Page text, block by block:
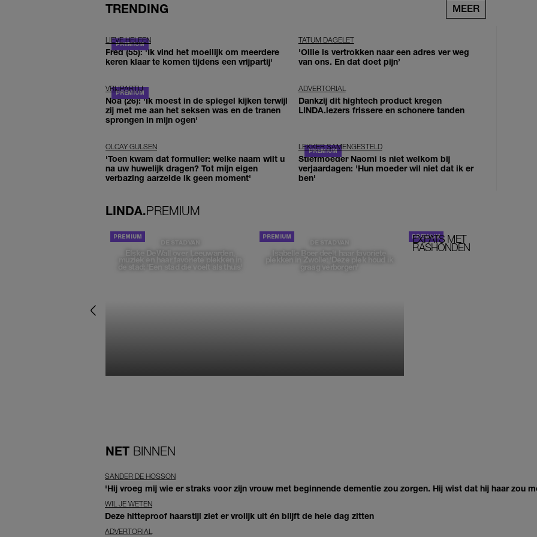
TRENDING MEER
LIEVE HELEEN
Fred (55): 'Ik vind het moeilijk om meerdere
keren klaar te komen tijdens een vrijpartij'
TATUM DAGELET
'Ollie is vertrokken naar een adres ver weg
van ons. En dat doet pijn’
VRIJPARTIJ
Noa (26): 'Ik moest in de spiegel kijken terwijl
zij met me aan het seksen was en de tranen
sprongen in mijn ogen'
ADVERTORIAL
Dankzij dit hightech product kregen
LINDA.lezers frissere en schonere tanden
OLCAY GULSEN
'Toen kwam dat formulier: welke naam wilt u
na uw huwelijk dragen? Tot mijn eigen
verbazing aarzelde ik geen moment'
LEKKER SAMENGESTELD
Stiefmoeder Naomi is niet welkom bij
verjaardagen: 'Hun moeder wil niet dat ik er
ben'
LINDA.PREMIUM
DE STAD VAN
Elske DeWall over Leeuwarden,
muziek en haar favoriete plekken in
de stad: 'Een stad die voelt als thuis'
DE STAD VAN
Isabelle Boer deelt haar favoriete
plekken in Zwolle: 'Deze plek houd ik
graag verborgen'
EXPATS MET
RASHONDEN
NET BINNEN
SANDER DE HOSSON
'Hij vroeg mij wie er straks voor zijn vrouw met beginnende dementie zou zorgen. Hij wist dat hij haar zou
WIL JE WETEN
Deze hitteproof haarstijl ziet er vrolijk uit én blijft de hele dag zitten
ADVERTORIAL